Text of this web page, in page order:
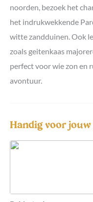
noorden, bezoek het
het indrukwekkende
witte zandduinen. Ook
zoals geitenkaas
perfect voor wie zon en
avontuur.
Handig voor jouw